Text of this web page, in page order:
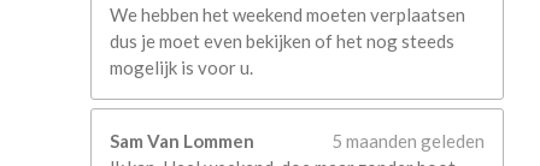
We hebben het weekend moeten verplaatsen
dus je moet even bekijken of het nog steeds
mogelijk is voor u.
Sam Van Lommen
5 maanden geleden